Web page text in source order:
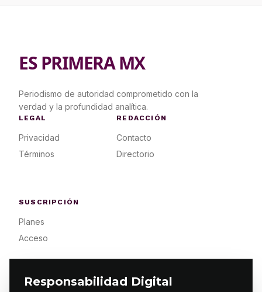
Responsabilidad Digital
ES PRIMERA MX
Periodismo de autoridad comprometido con la
verdad y la profundidad analítica.
LEGAL
Privacidad
Términos
REDACCIÓN
Contacto
Directorio
SUSCRIPCIÓN
Planes
Acceso